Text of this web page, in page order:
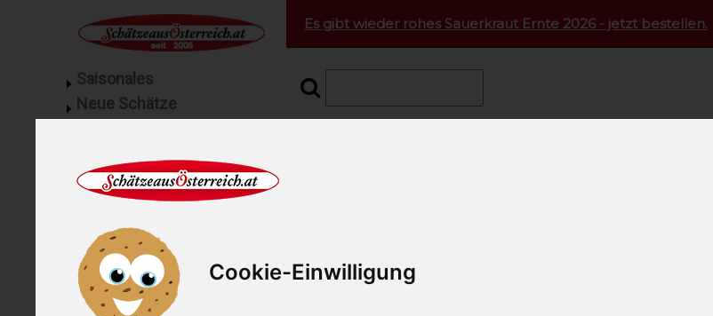
Cookie-Einwilligung
Saisonales
Neue Schätze
Geflügel vom Bauernhof
Fisch
Gourmetfleisch
Mangalitza Spezialitäten
Schinken
Wurst
Es gibt wieder rohes Sauerkraut Ernte 2026 - jetzt bestellen.
unsere Artikel-Nummer: SAO2718